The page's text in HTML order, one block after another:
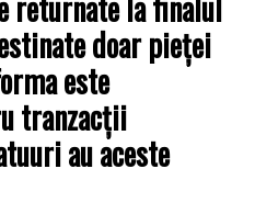
doar pieţei
este
tranzacţii
au aceste